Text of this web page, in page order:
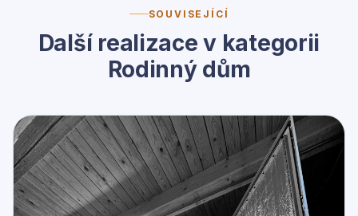
SOUVISEJÍCÍ
Další realizace v kategorii
Rodinný dům